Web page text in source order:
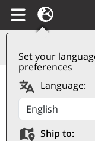
Set your
preferences
Language:
Ship to:
Toscana
Castello